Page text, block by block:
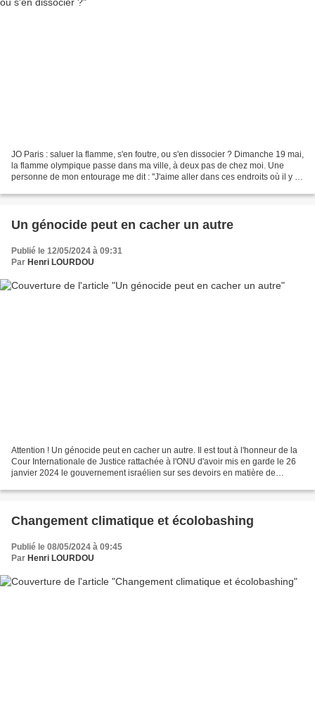
JO Paris : saluer la flamme, s'en foutre, ou s'en dissocier ? Dimanche 19 mai,
la flamme olympique passe dans ma ville, à deux pas de chez moi. Une
personne de mon entourage me dit : "J'aime aller dans ces endroits où il y a
Un génocide peut en cacher un autre
Publié le 12/05/2024 à 09:31
Par Henri LOURDOU
Attention ! Un génocide peut en cacher un autre. Il est tout à l'honneur de la
Cour Internationale de Justice rattachée à l'ONU d'avoir mis en garde le 26
janvier 2024 le gouvernement israélien sur ses devoirs en matière de
Changement climatique et écolobashing
Publié le 08/05/2024 à 09:45
Par Henri LOURDOU